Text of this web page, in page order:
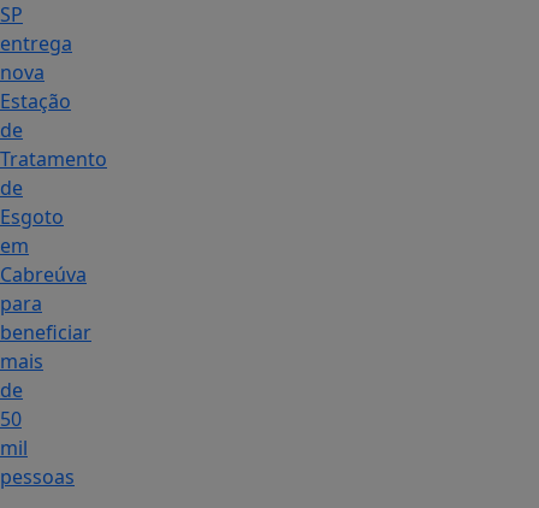
SP
entrega
nova
Estação
de
Tratamento
de
Esgoto
em
Cabreúva
para
beneficiar
mais
de
50
mil
pessoas